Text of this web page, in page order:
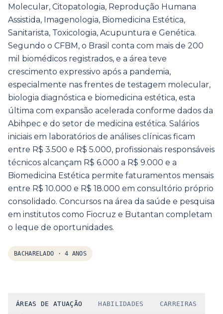
Molecular, Citopatologia, Reprodução Humana
Assistida, Imagenologia, Biomedicina Estética,
Sanitarista, Toxicologia, Acupuntura e Genética.
Segundo o CFBM, o Brasil conta com mais de 200
mil biomédicos registrados, e a área teve
crescimento expressivo após a pandemia,
especialmente nas frentes de testagem molecular,
biologia diagnóstica e biomedicina estética, esta
última com expansão acelerada conforme dados da
Abihpec e do setor de medicina estética. Salários
iniciais em laboratórios de análises clínicas ficam
entre R$ 3.500 e R$ 5.000, profissionais responsáveis
técnicos alcançam R$ 6.000 a R$ 9.000 e a
Biomedicina Estética permite faturamentos mensais
entre R$ 10.000 e R$ 18.000 em consultório próprio
consolidado. Concursos na área da saúde e pesquisa
em institutos como Fiocruz e Butantan completam
o leque de oportunidades.
BACHARELADO ·4 ANOS
ÁREAS DE ATUAÇÃO HABILIDADES CARREIRAS